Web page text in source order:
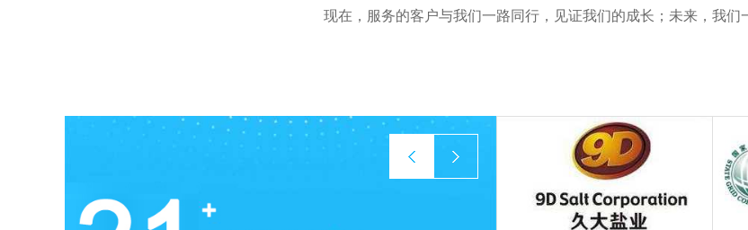
现在，服务的客户与我们一路同行，见证我们的成长；未来，我们